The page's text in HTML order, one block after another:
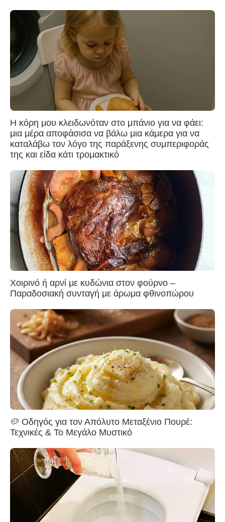
Η κόρη μου κλειδωνόταν στο μπάνιο για να φάει:
μια μέρα αποφάσισα να βάλω μια κάμερα για να
καταλάβω τον λόγο της παράξενης συμπεριφοράς
της και είδα κάτι τρομακτικό
Χοιρινό ή αρνί με κυδώνια στον φούρνο –
Παραδοσιακή συνταγή με άρωμα φθινοπώρου
🥔 Οδηγός για τον Απόλυτο Μεταξένιο Πουρέ:
Τεχνικές & Το Μεγάλο Μυστικό